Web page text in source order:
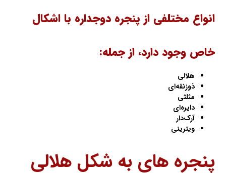
انواع مختلفی از پنجره دوجداره با اشکال
خاص وجود دارد، از جمله:
هلالی
ذوزنقه‌ای
مثلثی
دایره‌ای
آرک‌دار
ویترینی
پنجره های به شکل هلالی